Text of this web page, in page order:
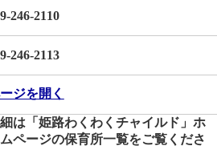
246-2110
246-2113
ジを開く
は「姫路わくわくチャイルド」ホ
ページの保育所一覧をご覧くださ